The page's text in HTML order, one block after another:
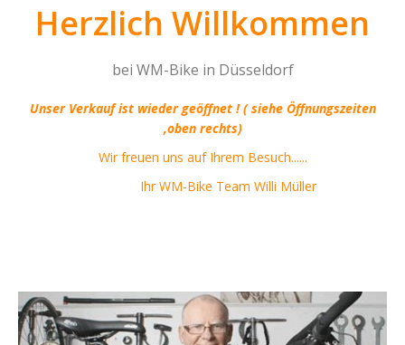
Herzlich Willkommen
bei WM-Bike in Düsseldorf
Unser Verkauf ist wieder geöffnet ! ( siehe Öffnungszeiten
,oben rechts)
Wir freuen uns auf Ihrem Besuch......
Ihr WM-Bike Team Willi Müller